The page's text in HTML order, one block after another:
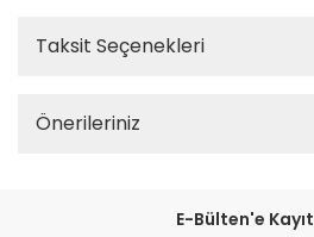
Taksit Seçenekleri
Önerileriniz
E-Bülten'e